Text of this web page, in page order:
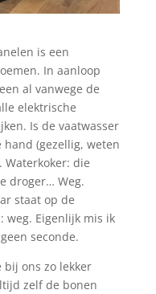
is een
In aanloop
al vanwege de
elektrische
Is de vaatwasser
hand (gezellig, weten
Waterkoker: die
droger… Weg.
staat op de
weg. Eigenlijk mis ik
seconde.
ons zo lekker
zelf de bonen